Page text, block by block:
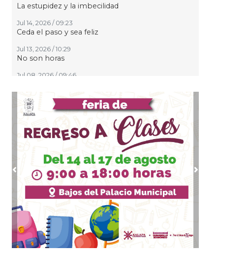
La estupidez y la imbecilidad
Jul 14, 2026 / 09:23
Ceda el paso y sea feliz
Jul 13, 2026 / 10:29
No son horas
Jul 08, 2026 / 09:46
Jul 07, 2026 / 09:33
Grupo MAS contra Veracruz
Jul 03, 2026 / 09:38
El quinto partido
Jul 02, 2026 / 09:16
Llegar a los 74
Jul 01, 2026 / 09:33
Las piernas nacionales se han cubierto de gloria
Jun 30, 2026 / 09:28
El quinto juego
Jun 25, 2026 / 10:31
Una de cal: México va bien en el Mundial
Previous Next